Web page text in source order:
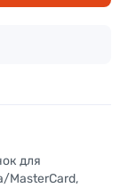
для
MasterCard,